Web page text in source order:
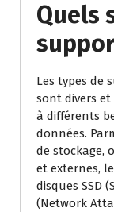
Quels
Les types de
sont divers
à différents
données.
de stockage,
et externes,
disques SSD
(Network